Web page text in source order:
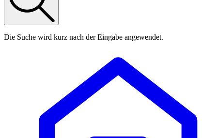
Die Suche wird kurz nach der Eingabe angewendet.